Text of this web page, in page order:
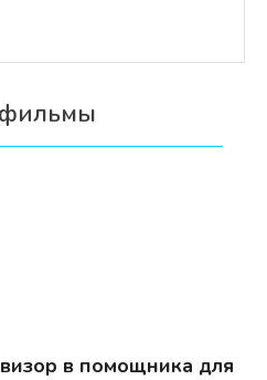
в помощника для